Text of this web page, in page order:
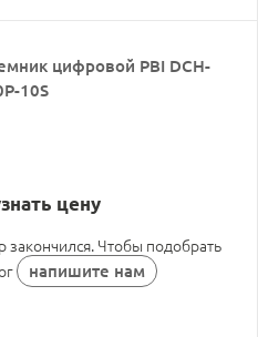
цифровой PBI DCH-
10S
цену
закончился. Чтобы подобрать
напишите нам